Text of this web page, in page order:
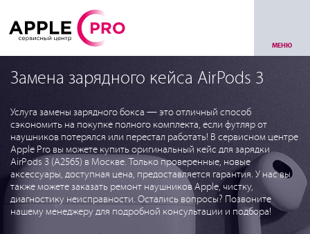
МЕНЮ
Замена зарядного кейса AirPods 3
Услуга замены зарядного бокса — это отличный способ
сэкономить на покупке полного комплекта, если футляр от
наушников потерялся или перестал работать! В сервисном центре
Apple Pro вы можете купить оригинальный кейс для зарядки
AirPods 3 (A2565) в Москве. Только проверенные, новые
аксессуары, доступная цена, предоставляется гарантия. У нас вы
также можете заказать ремонт наушников Apple, чистку,
диагностику неисправности. Остались вопросы? Позвоните
нашему менеджеру для подробной консультации и подбора!